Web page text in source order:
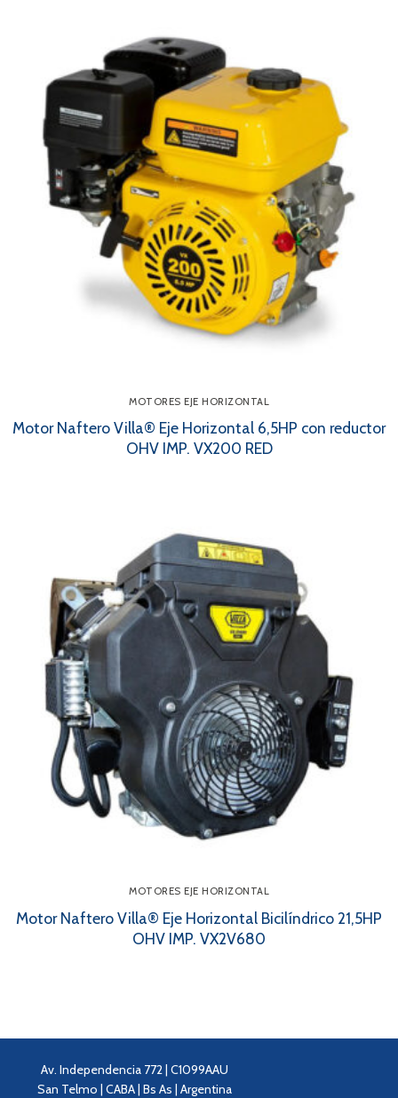
MOTORES EJE HORIZONTAL
Motor Naftero Villa® Eje Horizontal 6,5HP con reductor
OHV IMP. VX200 RED
MOTORES EJE HORIZONTAL
Motor Naftero Villa® Eje Horizontal Bicilíndrico 21,5HP
OHV IMP. VX2V680
Av. Independencia 772 | C1099AAU
San Telmo | CABA | Bs As | Argentina